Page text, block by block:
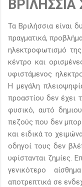
Τα Βριλήσσια είναι
πραγματικά,
ηλεκτροφωτισμό
κέντρο και
υφιστάμενος
Η μεγάλη
προαστίου δεν έχει
φυσικό, αυτό
πεζούς που δεν
και ειδικά το
οδηγοί τους δεν
υφίστανται ζημίες.
γενικότερο
αποτρεπτικά σε